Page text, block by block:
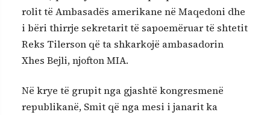
rolit të Ambasadës amerikane në Maqedoni dhe
i bëri thirrje sekretarit të sapoemëruar të shtetit
Reks Tilerson që ta shkarkojë ambasadorin
Xhes Bejli, njofton MIA.
Në krye të grupit nga gjashtë kongresmenë
republikanë, Smit që nga mesi i janarit ka